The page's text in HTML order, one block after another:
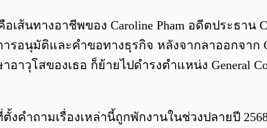
ส้นทางอาชีพของ Caroline Pham อดีตประธาน
รอนุมัติและคำขอทางธุรกิจ หลังจากลาออกจาก
อาวุโสของเธอ ก็ย้ายไปดำรงตำแหน่ง General
งคำถามเรื่องเหล่านี้ถูกพักงานในช่วงปลายปี